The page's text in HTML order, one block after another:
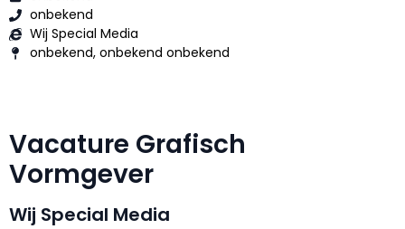
onbekend
Wij Special Media
onbekend, onbekend onbekend
Vacature Grafisch
Vormgever
Wij Special Media